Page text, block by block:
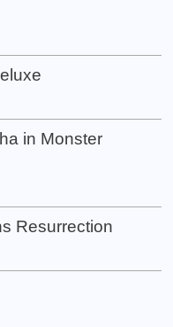
in Monster
Resurrection